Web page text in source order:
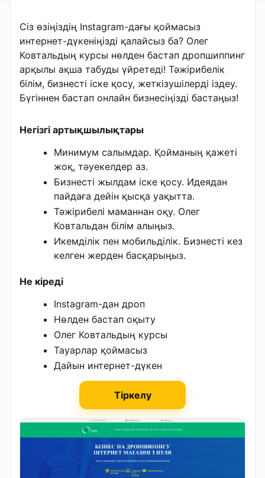
Сіз өзіңіздің Instagram-дағы қоймасыз
интернет-дүкеніңізді қалайсыз ба? Олег
Ковтальдың курсы нөлден бастап дропшиппинг
арқылы ақша табуды үйретеді! Тәжірибелік
білім, бизнесті іске қосу, жеткізушілерді іздеу.
Бүгіннен бастап онлайн бизнесіңізді бастаңыз!
Негізгі артықшылықтары
Минимум салымдар. Қойманың қажеті
жоқ, тәуекелдер аз.
Бизнесті жылдам іске қосу. Идеядан
пайдаға дейін қысқа уақытта.
Тәжірибелі маманнан оқу. Олег
Ковтальдан білім алыңыз.
Икемділік пен мобильділік. Бизнесті кез
келген жерден басқарыңыз.
Не кіреді
Instagram-дан дроп
Нөлден бастап оқыту
Олег Ковтальдың курсы
Тауарлар қоймасыз
Дайын интернет-дүкен
Тіркелу